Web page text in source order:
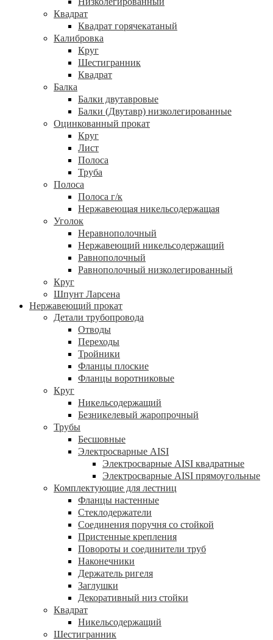
Квадрат
Квадрат горячекатаный
Калибровка
Круг
Шестигранник
Квадрат
Балка
Балки двутавровые
Балки (Двутавр) низколегированные
Оцинкованный прокат
Круг
Лист
Полоса
Труба
Полоса
Полоса г/к
Нержавеющая никельсодержащая
Уголок
Неравнополочный
Нержавеющий никельсодержащий
Равнополочный
Равнополочный низколегированный
Круг
Шпунт Ларсена
Нержавеющий прокат
Детали трубопровода
Отводы
Переходы
Тройники
Фланцы плоские
Фланцы воротниковые
Круг
Никельсодержащий
Безникелевый жаропрочный
Трубы
Бесшовные
Электросварные AISI
Электросварные AISI квадратные
Электросварные AISI прямоугольные
Комплектующие для лестниц
Фланцы настенные
Стеклодержатели
Соединения поручня со стойкой
Пристенные крепления
Повороты и соединители труб
Наконечники
Держатель ригеля
Заглушки
Декоративный низ стойки
Квадрат
Никельсодержащий
Шестигранник